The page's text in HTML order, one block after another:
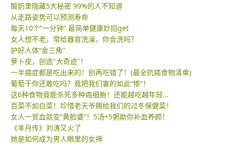
酸奶里隐藏5大秘密 99%的人不知道
从走路姿势可以预测寿命
每天10个“一分钟” 最简单健康妙招get
女人想不老，常给器官洗澡，你会洗吗？
护好人体“金三角”
萝卜皮，创造"大奇迹"！
一半癌症都是吃出来的！别再吃错了！(最全抗癌食物清单)
葡萄干你还敢吃吗？竟把我们害的如此“惨”！
这6种食物竟能杀死多种癌细胞！还能越吃越年轻…
百菜不如白菜！珍惜老天爷赐给我们的过冬保健菜！
女人一贫血就变“黄脸婆”！5汤+5粥助你补血养颜！
《芈月传》刘涛又火了
她是如何成为男人眼里的女神